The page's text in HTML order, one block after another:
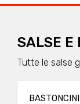
SALSE E
Tutte le salse
BASTONCINI